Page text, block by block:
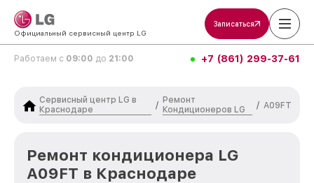
Официальный сервисный центр LG
Записаться
Работаем с 09:00 до 21:00 +7 (861) 299-37-61
Сервисный центр LG в
Краснодаре
/
Ремонт
Кондиционеров LG
/ A09FT
Ремонт кондиционера LG
A09FT в Краснодаре